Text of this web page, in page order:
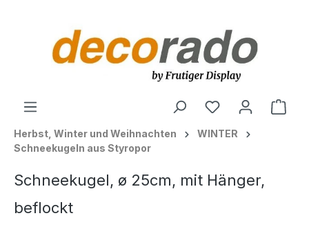
Herbst, Winter und Weihnachten
WINTER
Schneekugeln aus Styropor
Schneekugel, ø 25cm, mit Hänger,
beflockt